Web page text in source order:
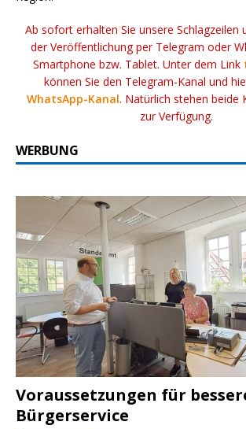
Ab sofort erhalten Sie unsere Schlagzeilen
der Veröffentlichung per Telegram oder
Smartphone bzw. Tablet. Unter dem Link
können Sie den Telegram-Kanal und
WhatsApp-Kanal. Natürlich stehen beide
zur Verfügung.
WERBUNG
Voraussetzungen für
Bürgerservice